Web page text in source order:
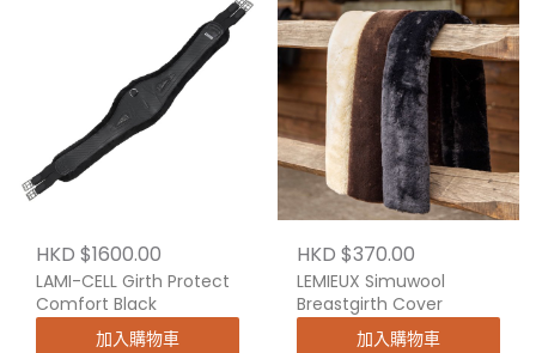
HKD $1600.00
LAMI-CELL Girth Protect
Comfort Black
加入購物車
HKD $370.00
LEMIEUX Simuwool
Breastgirth Cover
加入購物車